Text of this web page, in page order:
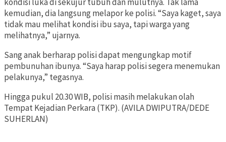
kemudian, dia langsung melapor ke polisi. “Saya kaget, saya
tidak mau melihat kondisi ibu saya, tapi warga yang
melihatnya,” ujarnya.
Sang anak berharap polisi dapat mengungkap motif
pembunuhan ibunya. “Saya harap polisi segera menemukan
pelakunya,” tegasnya.
Hingga pukul 20.30 WIB, polisi masih melakukan olah
Tempat Kejadian Perkara (TKP). (AVILA DWIPUTRA/DEDE
SUHERLAN)